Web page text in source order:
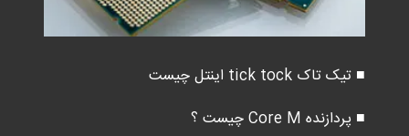
■ تیک تاک tick tock اینتل چیست
■ پردازنده Core M چیست ؟